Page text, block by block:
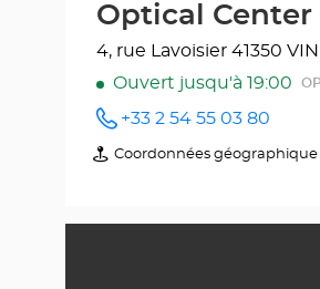
Optical Center
4, rue Lavoisier 41350
Ouvert jusqu'à 19:00
Appeler
le point
de vente
+33 2 54 55 03 80
Coordonnées
du